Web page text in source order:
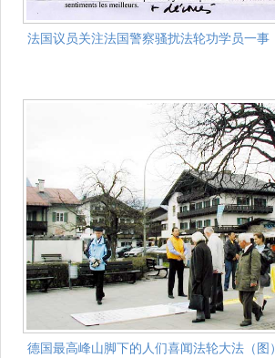
法国议员关注法国警察骚扰法轮功学员一事
德国最高峰山脚下的人们喜闻法轮大法（图）